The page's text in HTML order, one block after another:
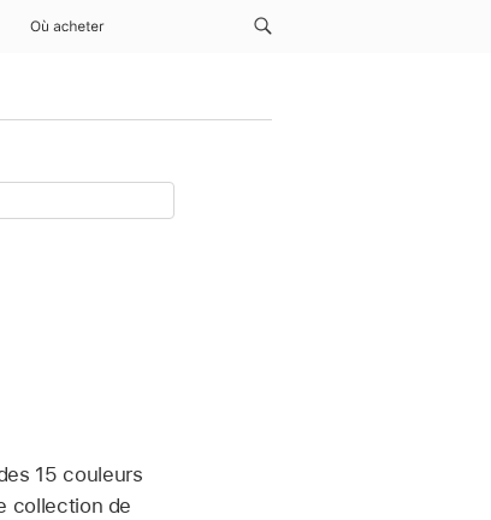
Où acheter
15 couleurs
collection de